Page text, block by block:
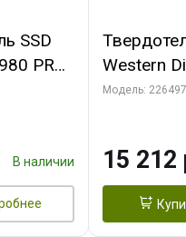
SSD
PRO
В наличии
Western
Blue Client
Модель: 226497
15 212